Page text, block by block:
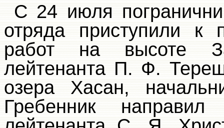
С 24 июля
отряда приступили к
работ на высоте
лейтенанта П. Ф.
озера Хасан,
Гребенник